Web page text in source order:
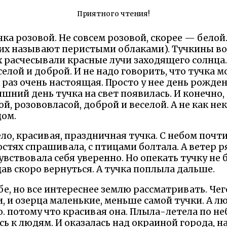
Приятного чтения!
розовой. Не совсем розовой, скорее —
называют перистыми облаками). Тучкины
красные лучи заходящего
и доброй. И не надо говорить, что тучка
очень настоящая. Просто у нее день
день тучка на свет появилась. И конечно,
розововласой, доброй и веселой. А не как
красивая, праздничная тучка. С небом
спрашивала, с птицами болтала. А ветер
себя уверенно. Но опекать тучку
скоро вернуться. А тучка поплыла дальше.
но все интереснее землю рассматривать.
и озерца маленькие, меньше самой тучки. А
потому что красивая она. Плыла-летела по
к людям. И оказалась над окраиной города,